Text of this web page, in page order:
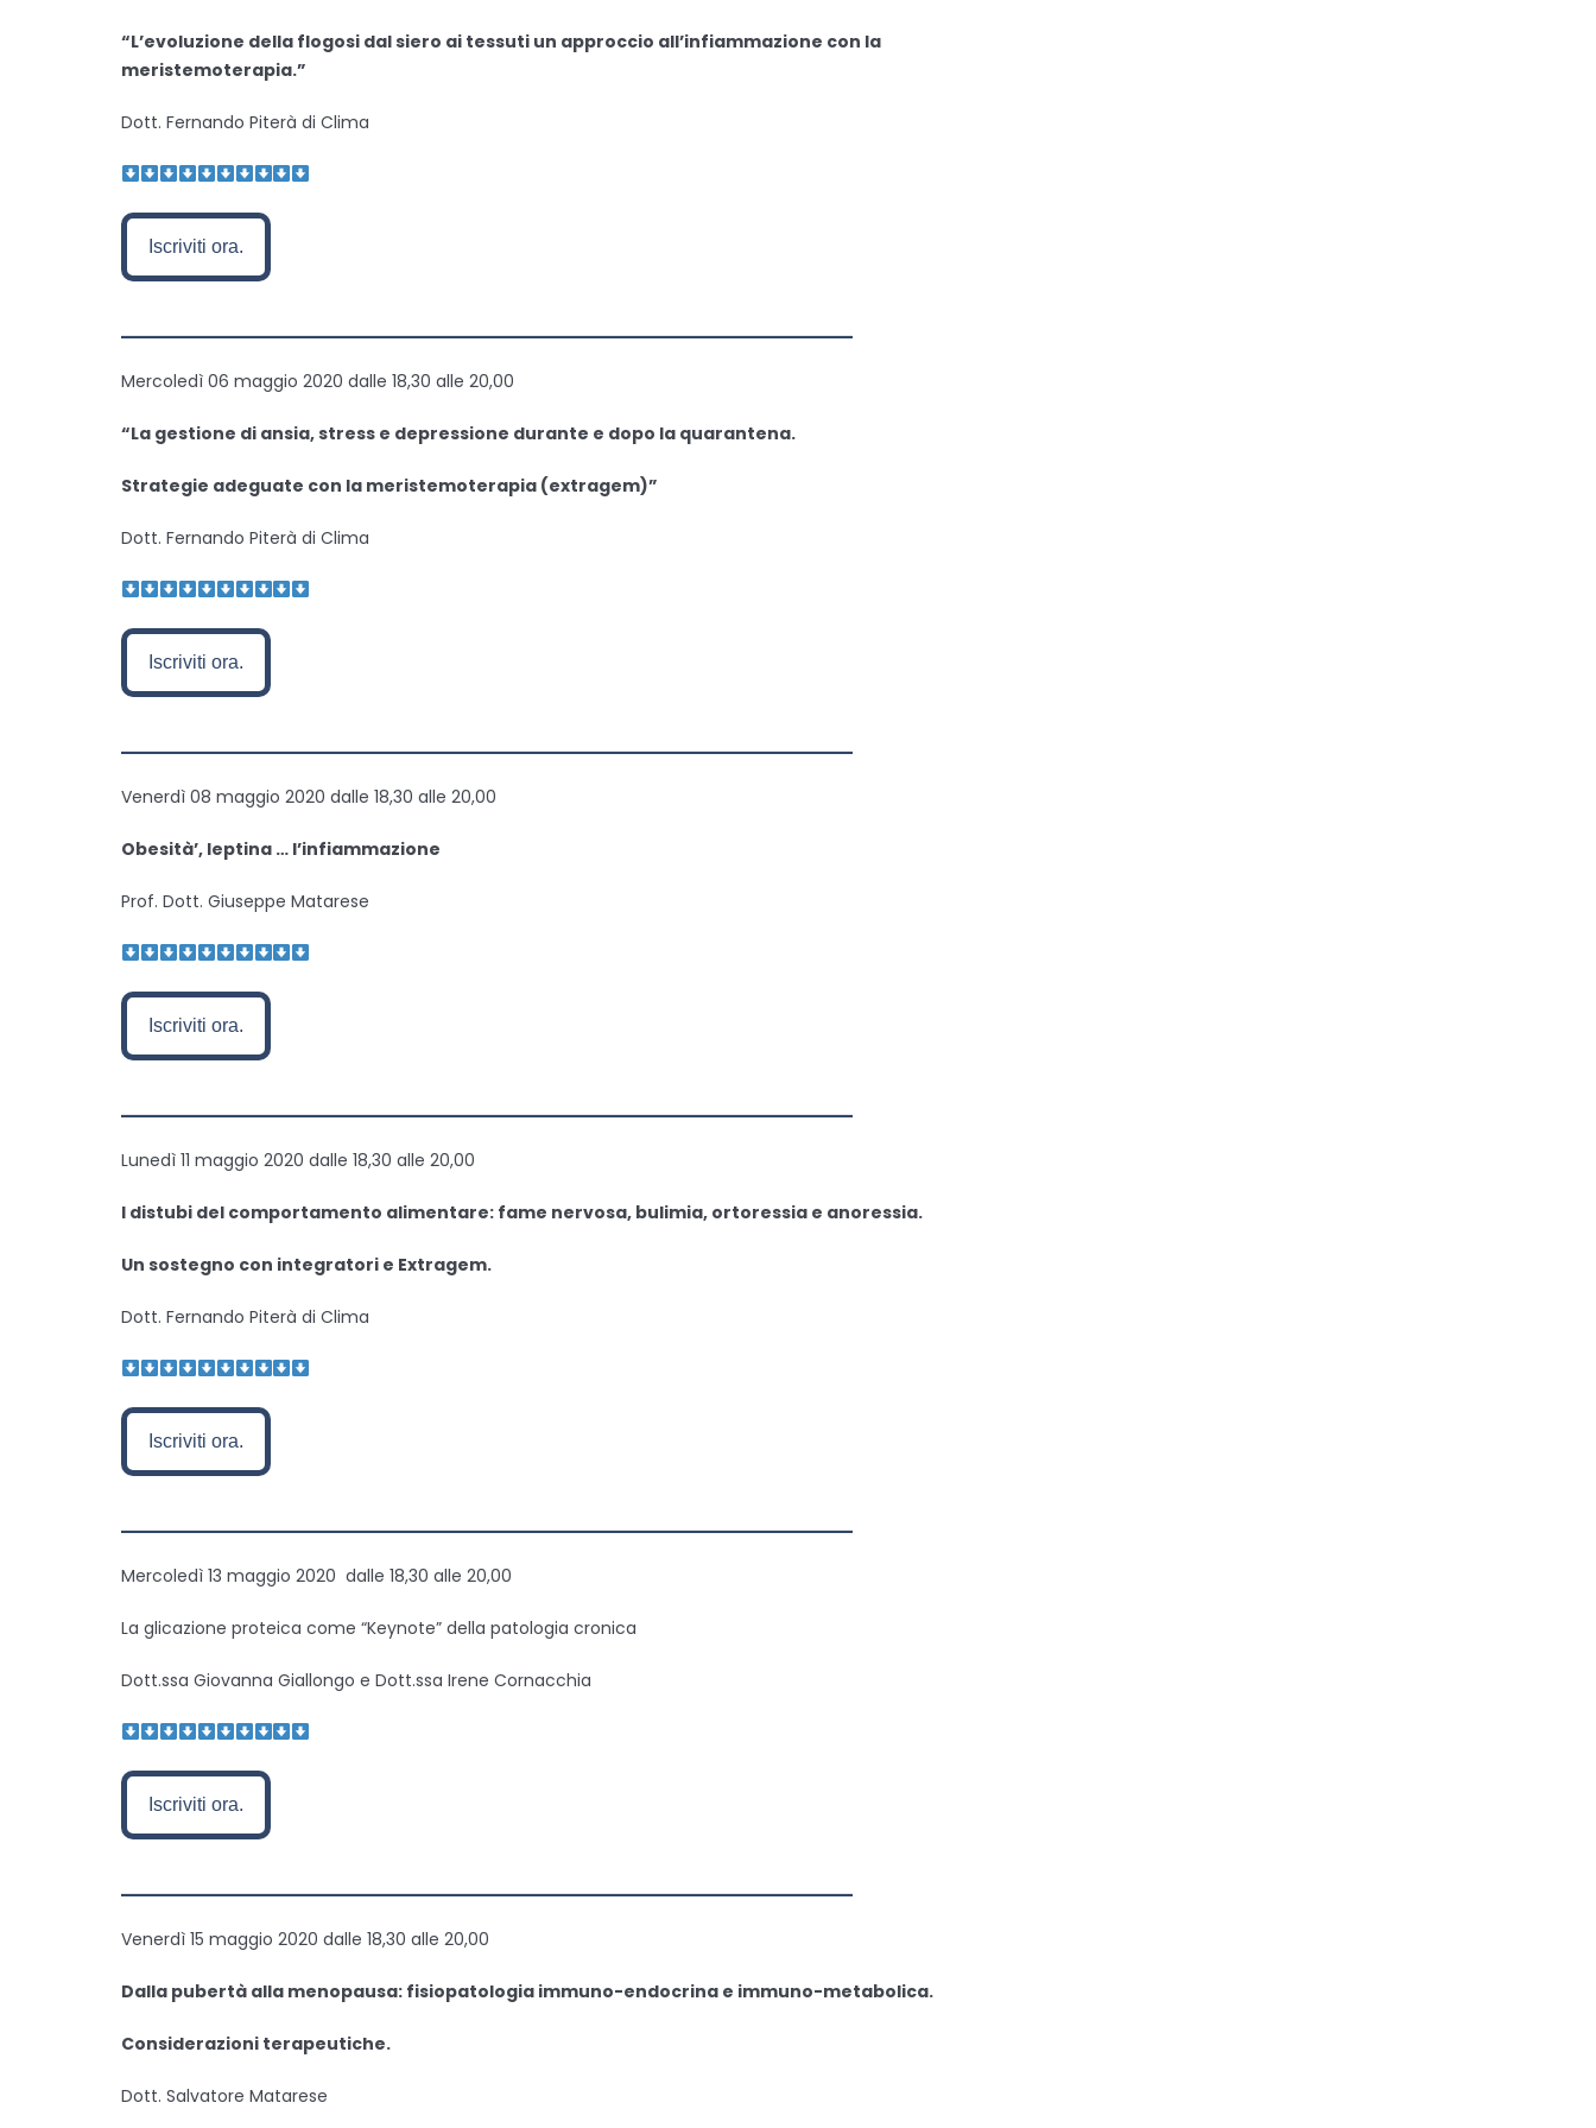
“L’evoluzione della flogosi dal siero ai tessuti un approccio all’infiammazione con la
meristemoterapia.”
Dott. Fernando Piterà di Clima
Iscriviti ora.
————————————————————————————
Mercoledì 06 maggio 2020 dalle 18,30 alle 20,00
“La gestione di ansia, stress e depressione durante e dopo la quarantena.
Strategie adeguate con la meristemoterapia (extragem)”
Dott. Fernando Piterà di Clima
Iscriviti ora.
————————————————————————————
Venerdì 08 maggio 2020 dalle 18,30 alle 20,00
Obesità’, leptina … l’infiammazione
Prof. Dott. Giuseppe Matarese
Iscriviti ora.
————————————————————————————
Lunedì 11 maggio 2020 dalle 18,30 alle 20,00
I distubi del comportamento alimentare: fame nervosa, bulimia, ortoressia e anoressia.
Un sostegno con integratori e Extragem.
Dott. Fernando Piterà di Clima
Iscriviti ora.
————————————————————————————
Mercoledì 13 maggio 2020 dalle 18,30 alle 20,00
La glicazione proteica come “Keynote” della patologia cronica
Dott.ssa Giovanna Giallongo e Dott.ssa Irene Cornacchia
Iscriviti ora.
————————————————————————————
Venerdì 15 maggio 2020 dalle 18,30 alle 20,00
Dalla pubertà alla menopausa: fisiopatologia immuno-endocrina e immuno-metabolica.
Considerazioni terapeutiche.
Dott. Salvatore Matarese